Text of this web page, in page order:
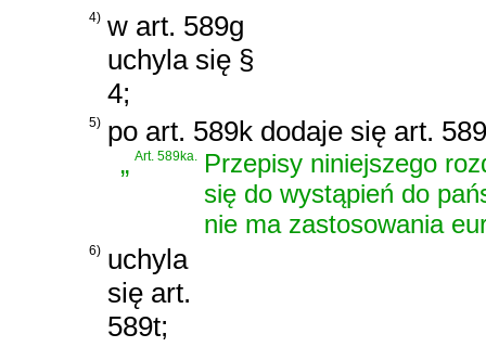
4) w art. 589g
uchyla się §
4;
5) po art. 589k dodaje się art.
„Art. 589ka. Przepisy niniejszego
się do wystąpień do
nie ma zastosowania
6) uchyla
się art.
589t;